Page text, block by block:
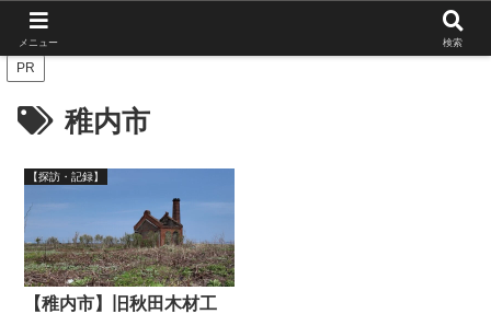
PR
稚内市
【探訪・記録】
【稚内市】旧秋田木材工
メニュー 検索